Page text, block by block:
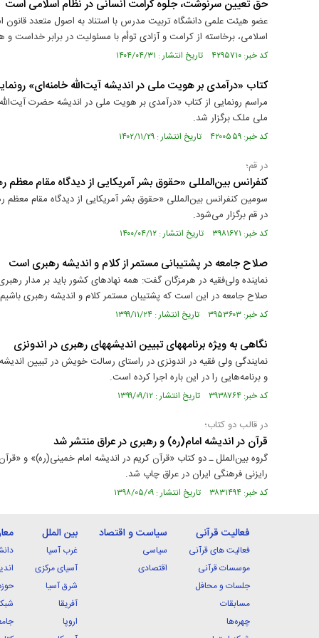
حق تعیین سرنوشت، جلوه کرامت انسانی در نظام اسلامی است
عضو هیئت علمی دانشگاه تربیت مدرس با استناد به اصول متعدد
اسلامی، برخاسته از کرامت و آزادی توأم با مسئولیت در برابر
کد خبر: ۴۲۹۵۷۱۰ تاریخ انتشار : ۱۴۰۴/۰۴/۳۱
کتاب «درآمدی بر هویت ملی در اندیشه آیت‌الله‌ خامنه‌ای»
ملی ملک برگزار شد.
کد خبر: ۴۲۰۰۵۵۹ تاریخ انتشار : ۱۴۰۲/۱۱/۲۹
در قم؛
کنفرانس بین‌المللی «حقوق بشر آمریکایی از دیدگاه مقام معظم
در قم برگزار می‌شود.
کد خبر: ۳۹۸۱۶۷۱ تاریخ انتشار : ۱۴۰۰/۰۴/۱۲
صلاح جامعه در پشتیبانی مستمر از کلام و اندیشه رهبری است
نماینده ولی‌فقیه در هرمزگان گفت: همه نهادهای کشور باید بر مدار
صلاح جامعه در این است که پشتیبان مستمر کلام و اندیشه رهبری
کد خبر: ۳۹۵۳۶۰۳ تاریخ انتشار : ۱۳۹۹/۱۱/۲۴
نگاهی به ویژه برنامه‎های تبیین اندیشه‎های رهبری در اندونزی
نمایندگی ولی فقیه در اندونزی در راستای رسالت خویش در تبیین
و برنامه‌هایی را در این باره اجرا کرده است.
کد خبر: ۳۹۳۸۷۶۴ تاریخ انتشار : ۱۳۹۹/۰۹/۱۲
در قالب دو کتاب؛
قرآن در اندیشه امام(ره) و رهبری در عراق منتشر شد
گروه بین‌الملل ـ دو کتاب «قرآن کریم در اندیشه امام خمینی(ره)» و
رایزنی فرهنگی ایران در عراق چاپ شد.
کد خبر: ۳۸۳۱۴۹۴ تاریخ انتشار : ۱۳۹۸/۰۵/۰۹
فعالیت قرآنی
فعالیت های قرآنی
موسسات قرآنی
جلسات و محافل
مسابقات
چهره‌ها
سیاست و اقتصاد
سیاسی
اقتصادی
بین الملل
غرب آسیا
آسیای مرکزی
شرق آسیا
آفریقا
اروپا